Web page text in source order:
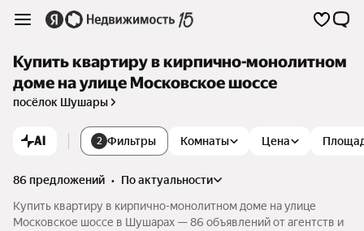
Купить квартиру в кирпично-монолитном
доме на улице Московское шоссе
посёлок Шушары
AI 2 Фильтры Комнаты Цена
86 предложений •
по актуальности
Купить квартиру в кирпично-монолитном доме на улице
Московское шоссе в Шушарах — 86 объявлений от агентств и